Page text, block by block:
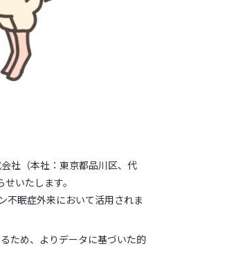
社（本社：東京都品川区、代
いたします。
不眠症外来において活用されま
ため、よりデータに基づいた的